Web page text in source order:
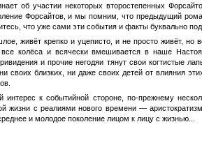
об участии некоторых второстепенных
Форсайтов, и мы помним, что предыдущий
что уже сами эти события и факты буквально
живёт крепко и уцеписто, и не просто живёт, но
все колёса и всячески вмешивается в наше
и прочие негодяи тянут свои когтистые
своих близких, ни даже своих детей от влияния
интерес к событийной стороне, по-прежнему
жизни с реалиями нового времени —
и молодое поколение лицом к лицу с жизнью...